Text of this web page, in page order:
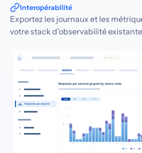
Interopérabilité
Exportez les journaux et les
votre stack d'observabilité existante